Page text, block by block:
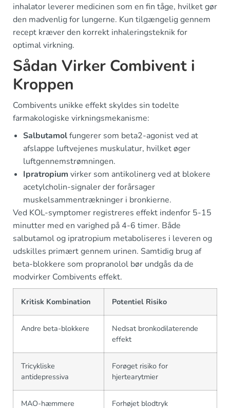
inhalator leverer medicinen som en fin tåge, hvilket gør
den madvenlig for lungerne. Kun tilgængelig gennem
recept kræver den korrekt inhaleringsteknik for
optimal virkning.
Sådan Virker Combivent i
Kroppen
Combivents unikke effekt skyldes sin todelte
farmakologiske virkningsmekanisme:
Salbutamolfungerer som beta2-agonist ved at
afslappe luftvejenes muskulatur, hvilket øger
luftgennemstrømningen.
Ipratropium virker som antikolinerg ved at blokere
acetylcholin-signaler der forårsager
muskelsammentrækninger i bronkierne.
Ved KOL-symptomer registreres effekt indenfor 5-15
minutter med en varighed på 4-6 timer. Både
salbutamol og ipratropium metaboliseres i leveren og
udskilles primært gennem urinen. Samtidig brug af
beta-blokkere som propranolol bør undgås da de
modvirker Combivents effekt.
Kritisk Kombination Potentiel Risiko
Andre beta-blokkere
Nedsat bronkodilaterende
effekt
Tricykliske
antidepressiva
Forøget risiko for
hjertearytmier
MAO-hæmmere Forhøjet blodtryk